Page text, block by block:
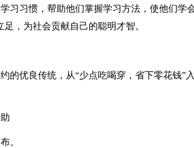
习习惯，帮助他们掌握学习方法，使他们学
，为社会贡献自己的聪明才智。
的优良传统，从“少点吃喝穿，省下零花钱”
。